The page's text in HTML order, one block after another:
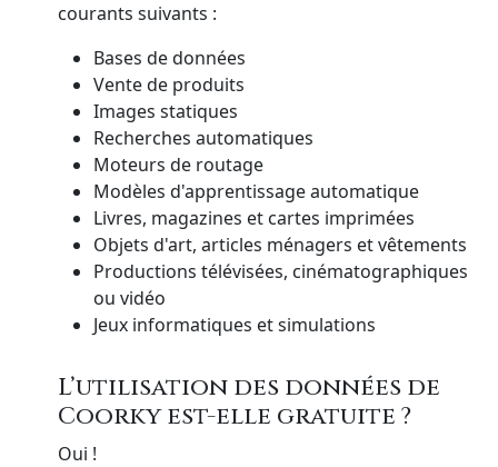
courants suivants :
Bases de données
Vente de produits
Images statiques
Recherches automatiques
Moteurs de routage
Modèles d'apprentissage automatique
Livres, magazines et cartes imprimées
Objets d'art, articles ménagers et vêtements
Productions télévisées, cinématographiques
ou vidéo
Jeux informatiques et simulations
L’utilisation des données de
Coorky est-elle gratuite ?
Oui !